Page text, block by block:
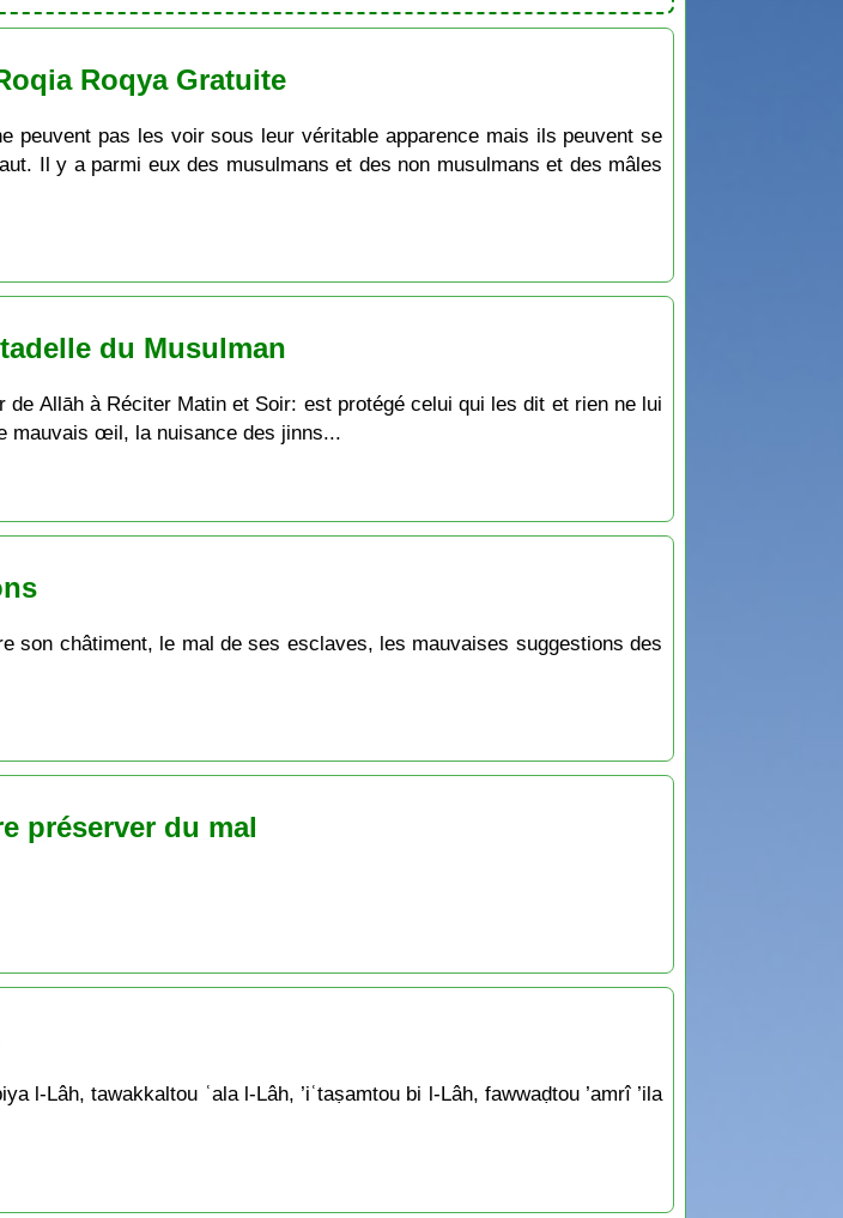
Roqya Gratuite
peuvent pas les voir sous leur véritable apparence mais ils peuvent se
Il y a parmi eux des musulmans et des non musulmans et des mâles
du Musulman
Allāh à Réciter Matin et Soir: est protégé celui qui les dit et rien ne lui
mauvais œil, la nuisance des jinns...
son châtiment, le mal de ses esclaves, les mauvaises suggestions des
préserver du mal
l-Lâh, tawakkaltou ʿala l-Lâh, ’iʿtaṣamtou bi l-Lâh, fawwaḍtou ’amrî ’ila